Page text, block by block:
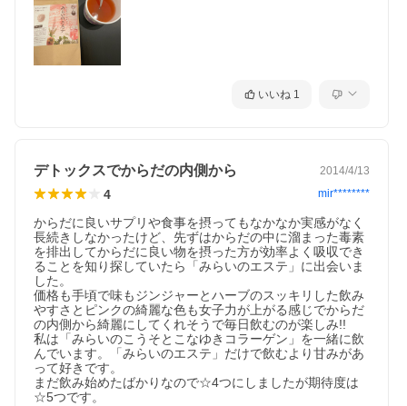
いいね 1
デトックスでからだの内側から 2014/4/13
4 mir********
からだに良いサプリや食事を摂ってもなかなか実感がなく
長続きしなかったけど、先ずはからだの中に溜まった毒素
を排出してからだに良い物を摂った方が効率よく吸収でき
ることを知り探していたら「みらいのエステ」に出会いま
した。
価格も手頃で味もジンジャーとハーブのスッキリした飲み
やすさとピンクの綺麗な色も女子力が上がる感じでからだ
の内側から綺麗にしてくれそうで毎日飲むのが楽しみ!!
私は「みらいのこうそとこなゆきコラーゲン」を一緒に飲
んでいます。「みらいのエステ」だけで飲むより甘みがあ
って好きです。
まだ飲み始めたばかりなので☆4つにしましたが期待度は
☆5つです。